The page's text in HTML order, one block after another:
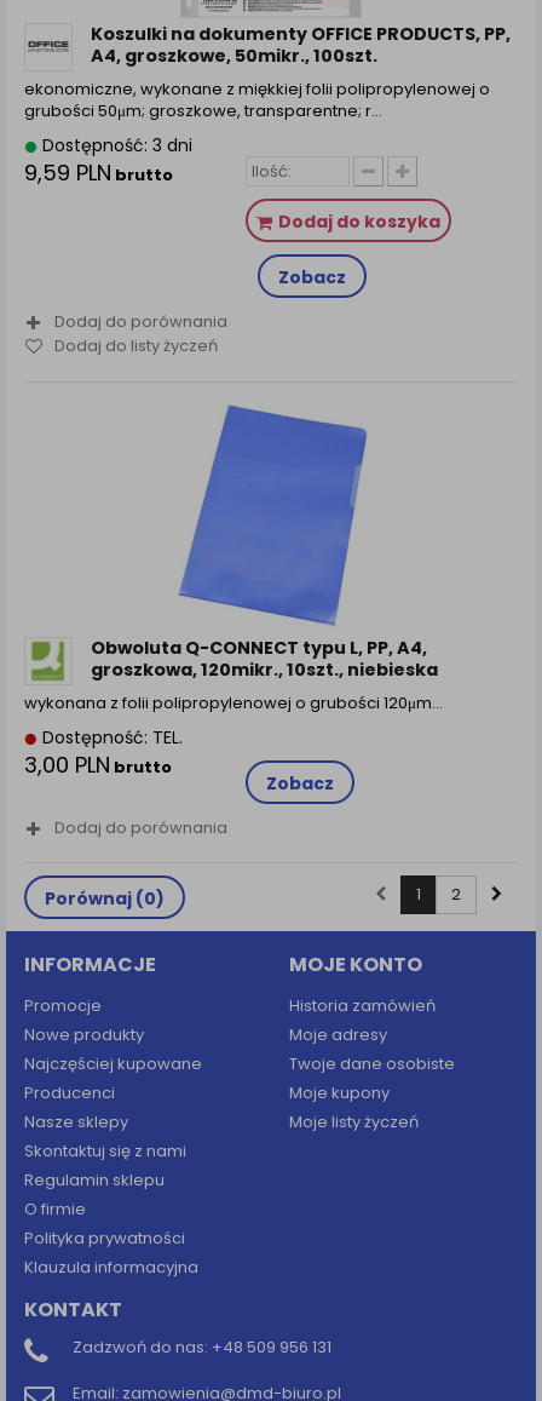
Koszulki na dokumenty OFFICE PRODUCTS, PP,
A4, groszkowe, 50mikr., 100szt.
ekonomiczne, wykonane z miękkiej folii polipropylenowej o
grubości 50μm; groszkowe, transparentne; r...
Dostępność: 3 dni
9,59 PLN brutto
Dodaj do koszyka
Zobacz
Dodaj do porównania
Dodaj do listy życzeń
Obwoluta Q-CONNECT typu L, PP, A4,
groszkowa, 120mikr., 10szt., niebieska
wykonana z folii polipropylenowej o grubości 120μm…
Dostępność: TEL.
3,00 PLN brutto
Zobacz
Dodaj do porównania
Porównaj (0) 1 2
INFORMACJE
Promocje
Nowe produkty
Najczęściej kupowane
Producenci
Nasze sklepy
Skontaktuj się z nami
Regulamin sklepu
O firmie
Polityka prywatności
Klauzula informacyjna
MOJE KONTO
Historia zamówień
Moje adresy
Twoje dane osobiste
Moje kupony
Moje listy życzeń
KONTAKT
Zadzwoń do nas: +48 509 956 131
Email: zamowienia@dmd-biuro.pl